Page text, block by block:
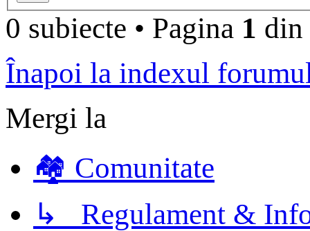
0 subiecte • Pagina 1 din
Înapoi la indexul
Mergi la
🏘️ Comunitate
↳ Regulament &